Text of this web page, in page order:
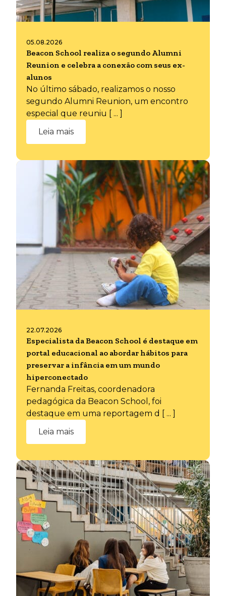
05.08.2026
Beacon School realiza o segundo Alumni
Reunion e celebra a conexão com seus ex-
alunos
No último sábado, realizamos o nosso
segundo Alumni Reunion, um encontro
especial que reuniu [ ... ]
Leia mais
22.07.2026
Especialista da Beacon School é destaque em
portal educacional ao abordar hábitos para
preservar a infância em um mundo
hiperconectado
Fernanda Freitas, coordenadora
pedagógica da Beacon School, foi
destaque em uma reportagem d [ ... ]
Leia mais